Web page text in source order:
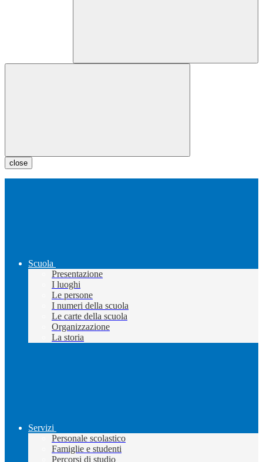
close
Scuola
Presentazione
I luoghi
Le persone
I numeri della scuola
Le carte della scuola
Organizzazione
La storia
Servizi
Personale scolastico
Famiglie e studenti
Percorsi di studio